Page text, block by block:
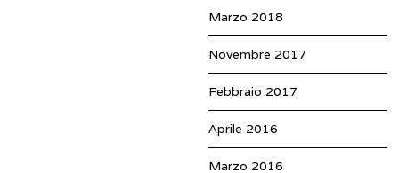
Marzo 2018
Novembre 2017
Febbraio 2017
Aprile 2016
Marzo 2016